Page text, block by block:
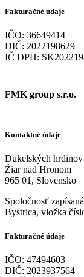
Fakturačné údaje
IČO: 36649414
DIČ: 2022198629
IČ DPH:
FMK group s.r.o.
Kontaktné údaje
Dukelských
Žiar nad Hronom
965 01, Slovensko
Spoločnosť
Bystrica, vložka
Fakturačné údaje
IČO: 47494603
DIČ: 2023937564